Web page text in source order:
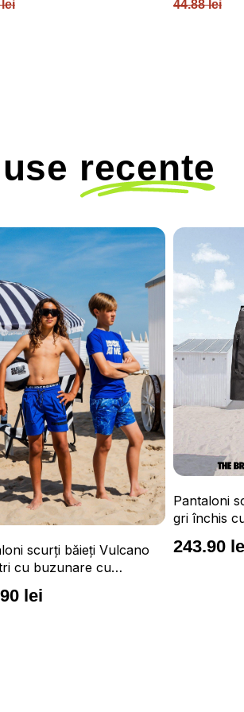
44.88 lei
recente
Vulcano
cu
și talie
Pantaloni scurți băieți
gri închis cu buzunare
ajustabilă
243.90 lei